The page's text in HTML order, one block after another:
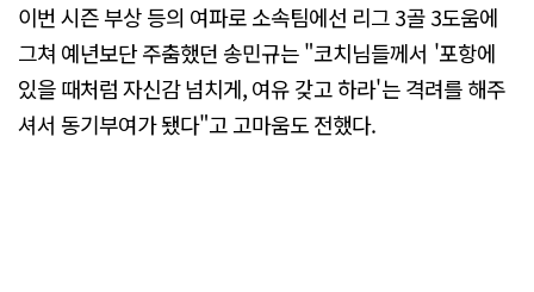
이번 시즌 부상 등의 여파로 소속팀에선 리그 3골 3도움에
그쳐 예년보단 주춤했던 송민규는 "코치님들께서 '포항에
있을 때처럼 자신감 넘치게, 여유 갖고 하라'는 격려를 해주
셔서 동기부여가 됐다"고 고마움도 전했다.